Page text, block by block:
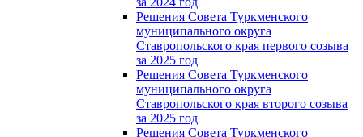
Решения Совета Туркменского
муниципального округа
Ставропольского края первого созыва
за 2025 год
Решения Совета Туркменского
муниципального округа
Ставропольского края второго созыва
за 2025 год
Решения Совета Туркменского